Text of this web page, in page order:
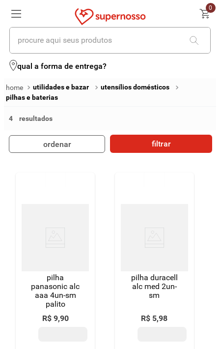
0
procure aqui seus produtos
qual a forma de entrega?
utilidades e bazar
utensílios domésticos
pilhas e baterias
4
ordenar filtrar
pilha
panasonic alc
aaa 4un-sm
palito
R$ 9,90
pilha duracell
alc med 2un-
sm
R$ 5,98
termos mais buscados
2º leite
3º cafe
iogurte
detergente